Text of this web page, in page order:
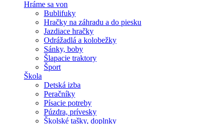
Hráme sa von
Bublifuky
Hračky na záhradu a do piesku
Jazdiace hračky
Odrážadlá a kolobežky
Sánky, boby
Šlapacie traktory
Šport
Škola
Detská izba
Peračníky
Písacie potreby
Púzdra, prívesky
Školské tašky, doplnky